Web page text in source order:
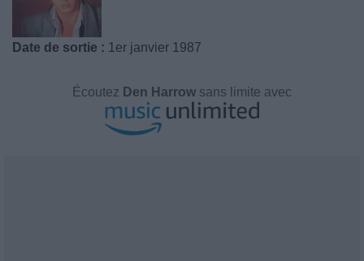
Date de sortie : 1er janvier 1987
Écoutez Den Harrow sans limite avec